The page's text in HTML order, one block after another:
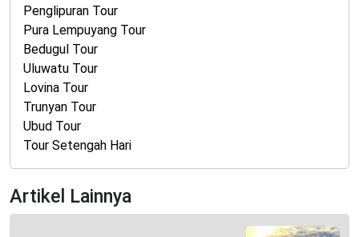
Penglipuran Tour
Pura Lempuyang Tour
Bedugul Tour
Uluwatu Tour
Lovina Tour
Trunyan Tour
Ubud Tour
Tour Setengah Hari
Artikel Lainnya